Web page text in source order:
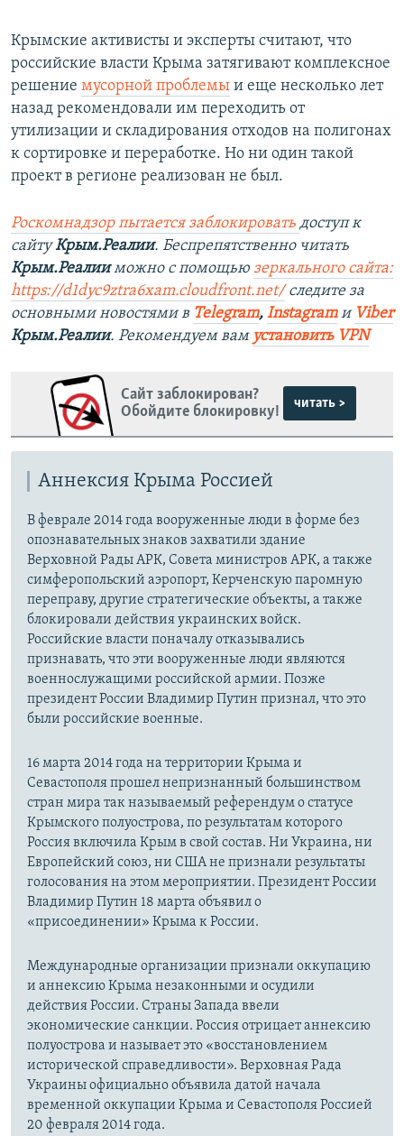
Крымские активисты и эксперты считают, что
российские власти Крыма затягивают комплексное
решение мусорной проблемы и еще несколько лет
назад рекомендовали им переходить от
утилизации и складирования отходов на полигонах
к сортировке и переработке. Но ни один такой
проект в регионе реализован не был.
Роскомнадзор пытается заблокировать доступ к
сайтуКрым.Реалии. Беспрепятственно читать
Крым.Реалииможно с помощью зеркального сайта:
https://d1dyc9ztra6xam.cloudfront.net/следите за
основными новостями в Telegram, Instagramи Viber
Крым.Реалии. Рекомендуем вам установить VPN
Сайт заблокирован?
Обойдите блокировку!
читать >
Аннексия Крыма Россией
В феврале 2014 года вооруженные люди в форме без
опознавательных знаков захватили здание
Верховной Рады АРК, Совета министров АРК, а также
симферопольский аэропорт, Керченскую паромную
переправу, другие стратегические объекты, а также
блокировали действия украинских войск.
Российские власти поначалу отказывались
признавать, что эти вооруженные люди являются
военнослужащими российской армии. Позже
президент России Владимир Путин признал, что это
были российские военные.
16 марта 2014 года на территории Крыма и
Севастополя прошел непризнанный большинством
стран мира так называемый референдум о статусе
Крымского полуострова, по результатам которого
Россия включила Крым в свой состав. Ни Украина, ни
Европейский союз, ни США не признали результаты
голосования на этом мероприятии. Президент России
Владимир Путин 18 марта объявил о
«присоединении» Крыма к России.
Международные организации признали оккупацию
и аннексию Крыма незаконными и осудили
действия России. Страны Запада ввели
экономические санкции. Россия отрицает аннексию
полуострова и называет это «восстановлением
исторической справедливости». Верховная Рада
Украины официально объявила датой начала
временной оккупации Крыма и Севастополя Россией
20 февраля 2014 года.